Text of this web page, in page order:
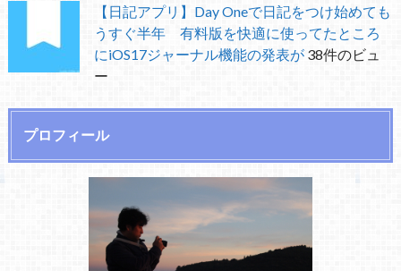
【日記アプリ】Day Oneで日記をつけ始めても
うすぐ半年 有料版を快適に使ってたところ
にiOS17ジャーナル機能の発表が 38件のビュ
ー
プロフィール